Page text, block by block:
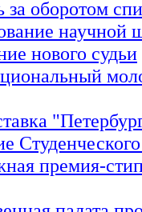
за оборотом
научной
нового судьи
премия-